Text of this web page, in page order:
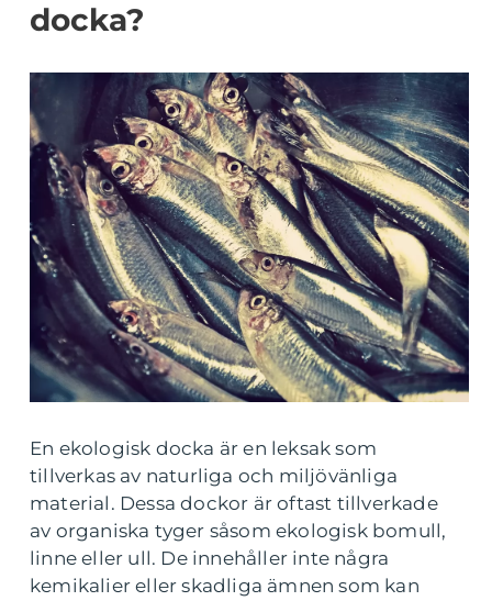
docka?
En ekologisk docka är en leksak som
tillverkas av naturliga och miljövänliga
material. Dessa dockor är oftast tillverkade
av organiska tyger såsom ekologisk bomull,
linne eller ull. De innehåller inte några
kemikalier eller skadliga ämnen som kan